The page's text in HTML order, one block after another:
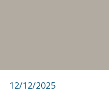
12/12/2025